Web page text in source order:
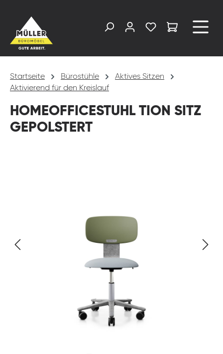
Startseite Bürostühle
Aktives Sitzen
Aktivierend für den Kreislauf
HOMEOFFICESTUHL TION SITZ
GEPOLSTERT